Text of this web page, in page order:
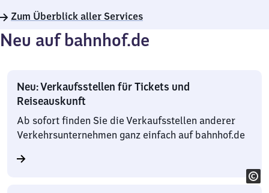
Zum Überblick aller Services
Neu auf bahnhof.de
Neu: Verkaufsstellen für Tickets und
Reiseauskunft
Ab sofort finden Sie die Verkaufsstellen anderer
Verkehrsunternehmen ganz einfach auf bahnhof.de